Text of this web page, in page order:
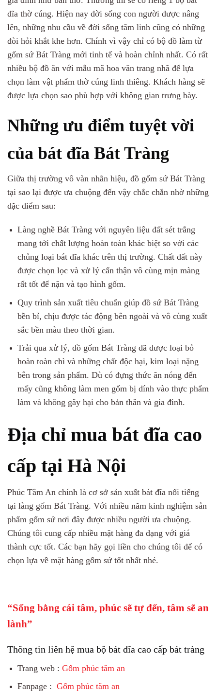
đĩa thờ cúng. Hiện nay đời sống con người được nâng
lên, những nhu cầu về đời sống tâm linh cũng có những
đòi hỏi khắt khe hơn. Chính vì vậy chỉ có bộ đồ làm từ
gốm sứ Bát Tràng mới tinh tế và hoàn chỉnh nhất. Có rất
nhiều bộ đồ ăn với mẫu mã hoa văn trang nhã để lựa
chọn làm vật phẩm thờ cúng linh thiêng. Khách hàng sẽ
được lựa chọn sao phù hợp với không gian trưng bày.
Những ưu điểm tuyệt vời
của bát đĩa Bát Tràng
Giữa thị trường vô vàn nhãn hiệu, đồ gốm sứ Bát Tràng
tại sao lại được ưa chuộng đến vậy chắc chắn nhờ những
đặc điểm sau:
Làng nghề Bát Tràng với nguyên liệu đất sét trắng
mang tới chất lượng hoàn toàn khác biệt so với các
chủng loại bát đĩa khác trên thị trường. Chất đất này
được chọn lọc và xử lý cẩn thận vô cùng mịn màng
rất tốt để nặn và tạo hình gốm.
Quy trình sản xuất tiêu chuẩn giúp đồ sứ Bát Tràng
bền bỉ, chịu được tác động bên ngoài và vô cùng xuất
sắc bền màu theo thời gian.
Trải qua xử lý, đồ gốm Bát Tràng đã được loại bỏ
hoàn toàn chì và những chất độc hại, kim loại nặng
bên trong sản phẩm. Dù có đựng thức ăn nóng đến
mấy cũng không làm men gốm bị dính vào thực phẩm
làm và không gây hại cho bản thân và gia đình.
Địa chỉ mua bát đĩa cao
cấp tại Hà Nội
Phúc Tâm An chính là cơ sở sản xuất bát đĩa nổi tiếng
tại làng gốm Bát Tràng. Với nhiều năm kinh nghiệm sản
phẩm gốm sứ nơi đây được nhiều người ưa chuộng.
Chúng tôi cung cấp nhiều mặt hàng đa dạng với giá
thành cực tốt. Các bạn hãy gọi liền cho chúng tôi để có
chọn lựa về mặt hàng gốm sứ tốt nhất nhé.
“Sống bằng cái tâm, phúc sẽ tự đến, tâm sẽ an
lành”
Thông tin liên hệ mua bộ bát đĩa cao cấp bát tràng
Trang web : Gốm phúc tâm an
Fanpage : Gốm phúc tâm an